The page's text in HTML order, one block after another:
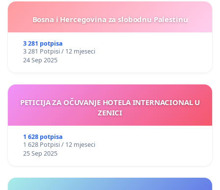
Bosna i Hercegovina za slobodnu Palestinu
3 281 potpisa
3 281 Potpisi / 12 mjeseci
24 Sep 2025
PETICIJA ZA OČUVANJE HOTELA INTERNACIONAL U
ZENICI
1 628 potpisa
1 628 Potpisi / 12 mjeseci
25 Sep 2025